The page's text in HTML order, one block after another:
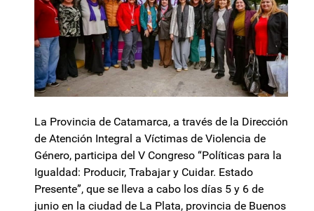
La Provincia de Catamarca, a través de la Dirección
de Atención Integral a Víctimas de Violencia de
Género, participa del V Congreso “Políticas para la
Igualdad: Producir, Trabajar y Cuidar. Estado
Presente”, que se lleva a cabo los días 5 y 6 de
junio en la ciudad de La Plata, provincia de Buenos